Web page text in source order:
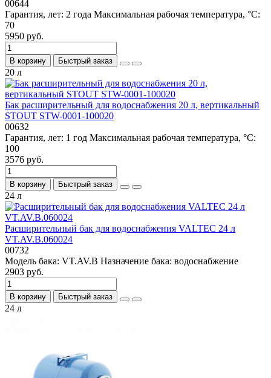
00644
Гарантия, лет: 2 года Максимальная рабочая температура, °С:
70
5950 руб.
В корзину Быстрый заказ
20 л
Бак расширительный для водоснабжения 20 л, вертикальный
STOUT STW-0001-100020
00632
Гарантия, лет: 1 год Максимальная рабочая температура, °С:
100
3576 руб.
В корзину Быстрый заказ
24 л
Расширительный бак для водоснабжения VALTEC 24 л
VT.AV.B.060024
00732
Модель бака: VT.AV.B Назначение бака: водоснабжение
2903 руб.
В корзину Быстрый заказ
24 л